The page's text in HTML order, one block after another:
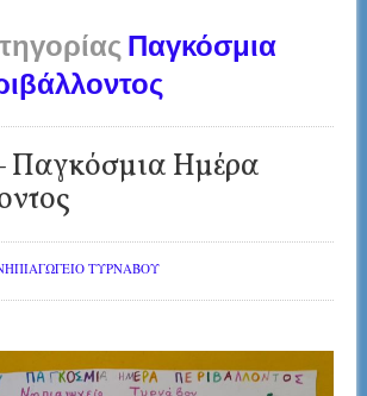
Παγκόσμια
Παγκόσμια Ημέρα
ΤΥΡΝΑΒΟΥ